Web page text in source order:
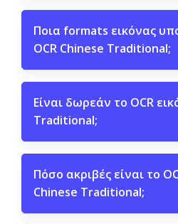
Ποια formats εικόνας
OCR Chinese Traditional;
Είναι δωρεάν το OCR
Traditional;
Πόσο ακριβές είναι το
Chinese Traditional;